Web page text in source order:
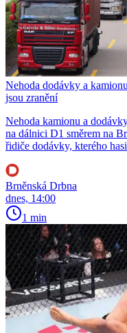
Nehoda dodávky a
jsou zranění
Nehoda kamionu a
na dálnici D1 směrem na
řidiče dodávky, kterého
Brněnská Drbna
dnes, 14:00
1 min